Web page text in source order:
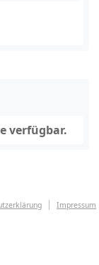
verfügbar.
Impressum